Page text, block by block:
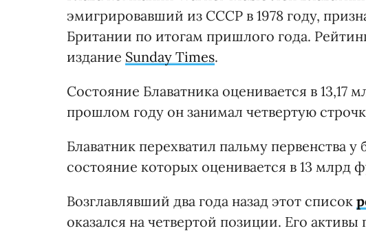
эмигрировавший из СССР в 1978 году,
Британии по итогам пришлого года.
издание Sunday Times.
Состояние Блаватника оценивается в 13,17
прошлом году он занимал четвертую
Блаватник перехватил пальму первенства
состояние которых оценивается в 13 млрд
Возглавлявший два года назад этот список
оказался на четвертой позиции. Его